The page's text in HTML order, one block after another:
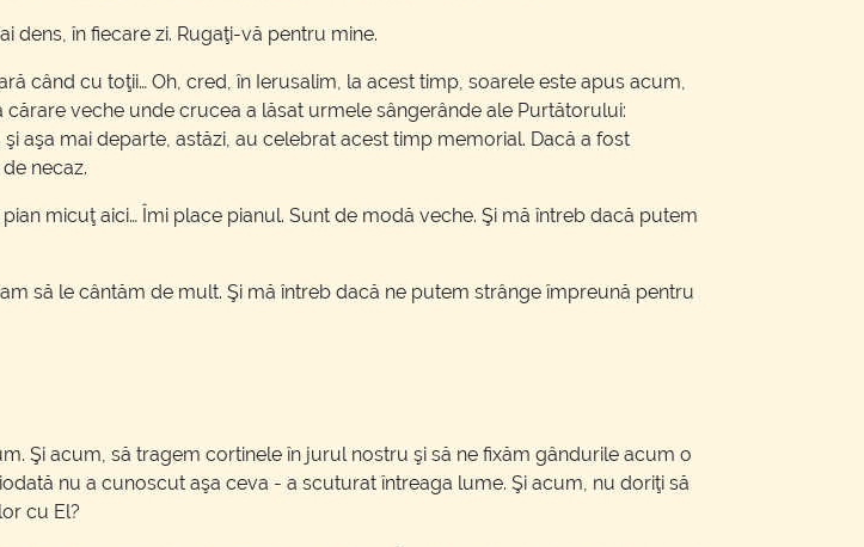
dens, în fiecare zi. Rugaţi-vă pentru mine.
când cu toţii… Oh, cred, în Ierusalim, la acest timp, soarele este apus acum,
veche unde crucea a lăsat urmele sângerânde ale Purtătorului:
aşa mai departe, astăzi, au celebrat acest timp memorial. Dacă a fost
necaz.
micuţ aici… Îmi place pianul. Sunt de modă veche. Şi mă întreb dacă putem
să le cântăm de mult. Şi mă întreb dacă ne putem strânge împreună pentru
Şi acum, să tragem cortinele în jurul nostru şi să ne fixăm gândurile acum o
nu a cunoscut aşa ceva - a scuturat întreaga lume. Şi acum, nu doriţi să
cu El?